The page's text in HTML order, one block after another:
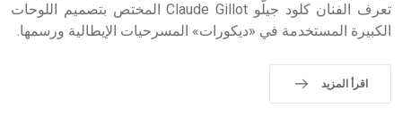
تعرف الفنان كلود جيلّو Claude Gillot المختص بتصميم اللوحات
الكبيرة المستخدمة في «ديكورات» المسرحيات الإيطالية ورسمها.
اقرأ المزيد